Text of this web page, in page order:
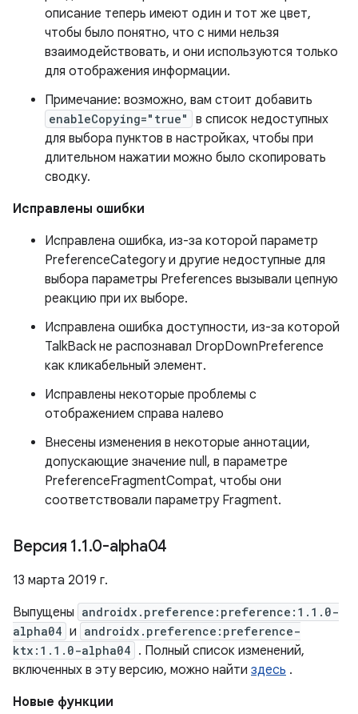
описание теперь имеют один и тот же цвет,
чтобы было понятно, что с ними нельзя
взаимодействовать, и они используются только
для отображения информации.
Примечание: возможно, вам стоит добавить
enableCopying="true"
в список недоступных
для выбора пунктов в настройках, чтобы при
длительном нажатии можно было скопировать
сводку.
Исправлены ошибки
Исправлена ​​ошибка, из-за которой параметр
PreferenceCategory и другие недоступные для
выбора параметры Preferences вызывали цепную
реакцию при их выборе.
Исправлена ​​ошибка доступности, из-за которой
TalkBack не распознавал DropDownPreference
как кликабельный элемент.
Исправлены некоторые проблемы с
отображением справа налево
Внесены изменения в некоторые аннотации,
допускающие значение null, в параметре
PreferenceFragmentCompat, чтобы они
соответствовали параметру Fragment.
Версия 1.1.0-alpha04
13 марта 2019 г.
Выпущены androidx.preference:preference:1.1.0-
alpha04 и androidx.preference:preference-
ktx:1.1.0-alpha04 . Полный список изменений,
включенных в эту версию, можно найти здесь .
Новые функции